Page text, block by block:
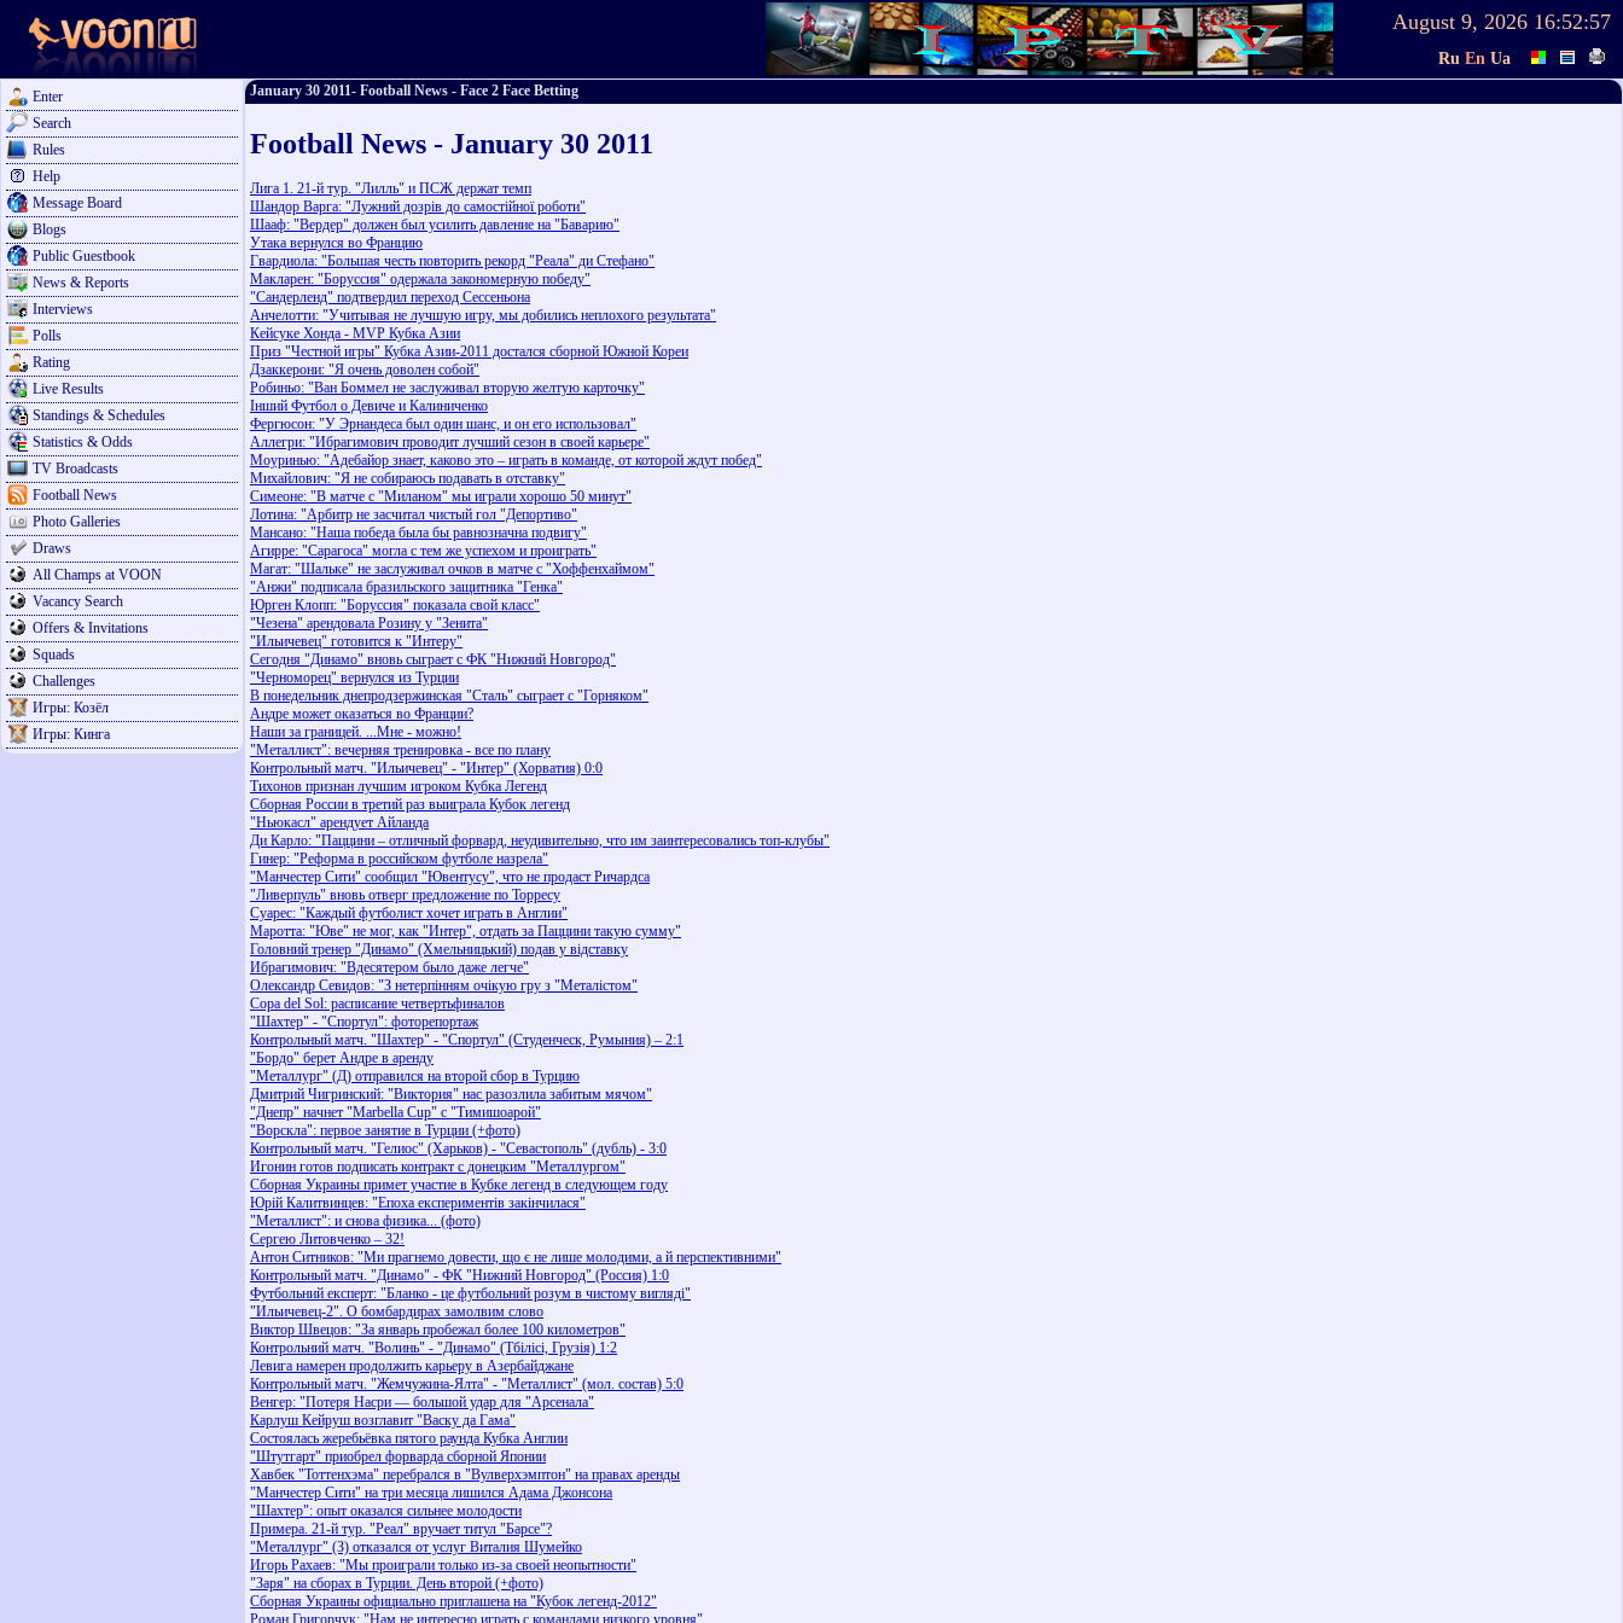
August 9, 2026 16:52:57
Ru En Ua
Enter
Search
Rules
Help
Message Board
Blogs
Public Guestbook
News & Reports
Interviews
Polls
Rating
Live Results
Standings & Schedules
Statistics & Odds
TV Broadcasts
Football News
Photo Galleries
Draws
All Champs at VOON
Vacancy Search
Offers & Invitations
Squads
Challenges
Игры: Козёл
Игры: Кинга
January 30 2011- Football News - Face 2 Face Betting
Football News - January 30 2011
Лига 1. 21-й тур. "Лилль" и ПСЖ держат темп
Шандор Варга: "Лужний дозрів до самостійної роботи"
Шааф: "Вердер" должен был усилить давление на "Баварию"
Утака вернулся во Францию
Гвардиола: "Большая честь повторить рекорд "Реала" ди Стефано"
Макларен: "Боруссия" одержала закономерную победу"
"Сандерленд" подтвердил переход Сессеньона
Анчелотти: "Учитывая не лучшую игру, мы добились неплохого результата"
Кейсуке Хонда - MVP Кубка Азии
Приз "Честной игры" Кубка Азии-2011 достался сборной Южной Кореи
Дзаккерони: "Я очень доволен собой"
Робиньо: "Ван Боммел не заслуживал вторую желтую карточку"
Інший Футбол о Девиче и Калиниченко
Фергюсон: "У Эрнандеса был один шанс, и он его использовал"
Аллегри: "Ибрагимович проводит лучший сезон в своей карьере"
Моуринью: "Адебайор знает, каково это – играть в команде, от которой ждут побед"
Михайлович: "Я не собираюсь подавать в отставку"
Симеоне: "В матче с "Миланом" мы играли хорошо 50 минут"
Лотина: "Арбитр не засчитал чистый гол "Депортиво"
Мансано: "Наша победа была бы равнозначна подвигу"
Агирре: "Сарагоса" могла с тем же успехом и проиграть"
Магат: "Шальке" не заслуживал очков в матче с "Хоффенхаймом"
"Анжи" подписала бразильского защитника "Генка"
Юрген Клопп: "Боруссия" показала свой класс"
"Чезена" арендовала Розину у "Зенита"
"Ильичевец" готовится к "Интеру"
Сегодня "Динамо" вновь сыграет с ФК "Нижний Новгород"
"Черноморец" вернулся из Турции
В понедельник днепродзержинская "Сталь" сыграет с "Горняком"
Андре может оказаться во Франции?
Наши за границей. ...Мне - можно!
"Металлист": вечерняя тренировка - все по плану
Контрольный матч. "Ильичевец" - "Интер" (Хорватия) 0:0
Тихонов признан лучшим игроком Кубка Легенд
Сборная России в третий раз выиграла Кубок легенд
"Ньюкасл" арендует Айланда
Ди Карло: "Паццини – отличный форвард, неудивительно, что им заинтересовались топ-клубы"
Гинер: "Реформа в российском футболе назрела"
"Манчестер Сити" сообщил "Ювентусу", что не продаст Ричардса
"Ливерпуль" вновь отверг предложение по Торресу
Суарес: "Каждый футболист хочет играть в Англии"
Маротта: "Юве" не мог, как "Интер", отдать за Паццини такую сумму"
Головний тренер "Динамо" (Хмельницький) подав у відставку
Ибрагимович: "Вдесятером было даже легче"
Олександр Севидов: "З нетерпінням очікую гру з "Металістом"
Copa del Sol: расписание четвертьфиналов
"Шахтер" - "Спортул": фоторепортаж
Контрольный матч. "Шахтер" - "Спортул" (Студенческ, Румыния) – 2:1
"Бордо" берет Андре в аренду
"Металлург" (Д) отправился на второй сбор в Турцию
Дмитрий Чигринский: "Виктория" нас разозлила забитым мячом"
"Днепр" начнет "Marbella Cup" с "Тимишоарой"
"Ворскла": первое занятие в Турции (+фото)
Контрольный матч. "Гелиос" (Харьков) - "Севастополь" (дубль) - 3:0
Игонин готов подписать контракт с донецким "Металлургом"
Сборная Украины примет участие в Кубке легенд в следующем году
Юрiй Калитвинцев: "Епоха експериментiв закiнчилася"
"Металлист": и снова физика... (фото)
Сергею Литовченко – 32!
Антон Ситников: "Ми прагнемо довести, що є не лише молодими, а й перспективними"
Контрольный матч. "Динамо" - ФК "Нижний Новгород" (Россия) 1:0
Футбольний експерт: "Бланко - це футбольний розум в чистому вигляді"
"Ильичевец-2". О бомбардирах замолвим слово
Виктор Швецов: "За январь пробежал более 100 километров"
Контрольний матч. "Волинь" - "Динамо" (Тбілісі, Грузія) 1:2
Левига намерен продолжить карьеру в Азербайджане
Контрольный матч. "Жемчужина-Ялта" - "Металлист" (мол. состав) 5:0
Венгер: "Потеря Насри — большой удар для "Арсенала"
Карлуш Кейруш возглавит "Васку да Гама"
Состоялась жеребьёвка пятого раунда Кубка Англии
"Штутгарт" приобрел форварда сборной Японии
Хавбек "Тоттенхэма" перебрался в "Вулверхэмптон" на правах аренды
"Манчестер Сити" на три месяца лишился Адама Джонсона
"Шахтер": опыт оказался сильнее молодости
Примера. 21-й тур. "Реал" вручает титул "Барсе"?
"Металлург" (З) отказался от услуг Виталия Шумейко
Игорь Рахаев: "Мы проиграли только из-за своей неопытности"
"Заря" на сборах в Турции. День второй (+фото)
Сборная Украины официально приглашена на "Кубок легенд-2012"
Роман Григорчук: "Нам не интересно играть с командами низкого уровня"